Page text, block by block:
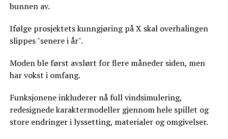
bunnen av.
Ifølge prosjektets kunngjøring på X skal overhalingen
slippes "senere i år".
Moden ble først avslørt for flere måneder siden, men
har vokst i omfang.
Funksjonene inkluderer nå full vindsimulering,
redesignede karaktermodeller gjennom hele spillet og
store endringer i lyssetting, materialer og omgivelser.